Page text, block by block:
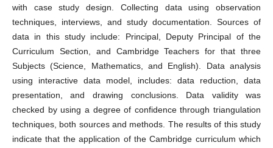
with case study design. Collecting data using observation
techniques, interviews, and study documentation. Sources of
data in this study include: Principal, Deputy Principal of the
Curriculum Section, and Cambridge Teachers for that three
Subjects (Science, Mathematics, and English). Data analysis
using interactive data model, includes: data reduction, data
presentation, and drawing conclusions. Data validity was
checked by using a degree of confidence through triangulation
techniques, both sources and methods. The results of this study
indicate that the application of the Cambridge curriculum which